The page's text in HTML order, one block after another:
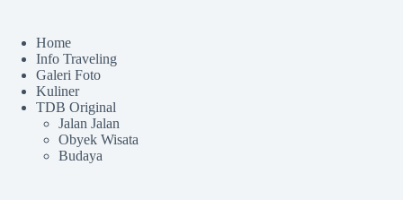
Home
Info Traveling
Galeri Foto
Kuliner
TDB Original
Jalan Jalan
Obyek Wisata
Budaya